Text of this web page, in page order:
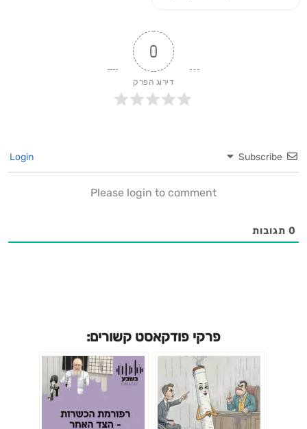
0
דירוג הפרק
Subscribe
Please login to comment
0 תגובות
פרקי פודקאסט קשורים: